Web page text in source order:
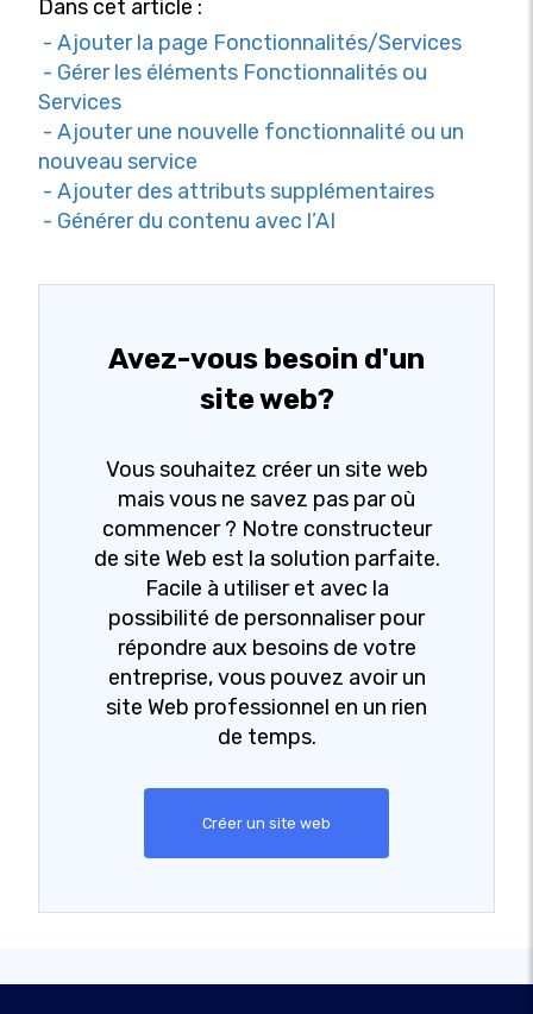
Dans cet article :
- Ajouter la page Fonctionnalités/Services
- Gérer les éléments Fonctionnalités ou
Services
- Ajouter une nouvelle fonctionnalité ou un
nouveau service
- Ajouter des attributs supplémentaires
- Générer du contenu avec l’AI
Avez-vous besoin d'un
site web?
Vous souhaitez créer un site web
mais vous ne savez pas par où
commencer ? Notre constructeur
de site Web est la solution parfaite.
Facile à utiliser et avec la
possibilité de personnaliser pour
répondre aux besoins de votre
entreprise, vous pouvez avoir un
site Web professionnel en un rien
de temps.
Créer un site web